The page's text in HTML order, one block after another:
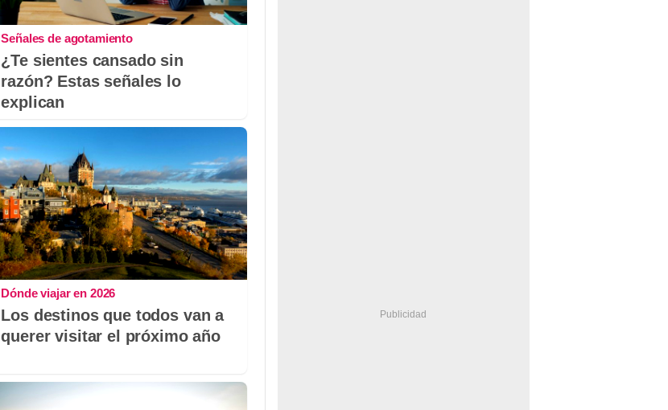
Señales de agotamiento
¿Te sientes cansado sin
razón? Estas señales lo
explican
Dónde viajar en 2026
Los destinos que todos van a
querer visitar el próximo año